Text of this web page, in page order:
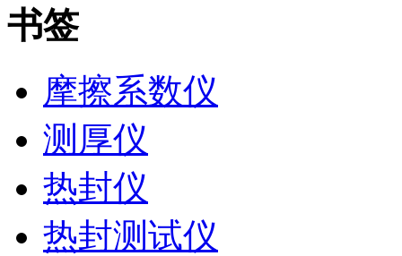
书签
摩擦系数仪
测厚仪
热封仪
热封测试仪